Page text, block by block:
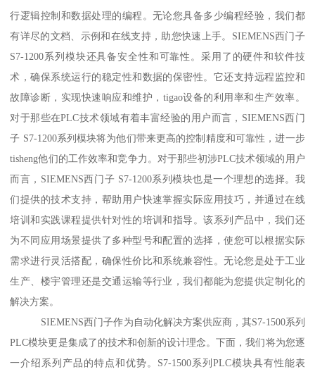
行逻辑控制和数据处理的编程。无论您具备多少编程经验，我们都
有详尽的文档、示例和在线支持，助您快速上手。SIEMENS西门子
S7-1200系列模块还具备安全性和可靠性。采用了的硬件和软件技
术，确保系统运行的稳定性和数据的保密性。它还支持远程监控和
故障诊断，实现快速响应和维护，tigao设备的利用率和生产效率。
对于那些在PLC技术领域有着丰富经验的用户而言，SIEMENS西门
子 S7-1200系列模块将为他们带来更高的控制精度和可靠性，进一步
tisheng他们的工作效率和竞争力。对于那些初涉PLC技术领域的用户
而言，SIEMENS西门子 S7-1200系列模块也是一个理想的选择。我
们提供的技术支持，帮助用户快速掌握实际应用技巧，并通过在线
培训和实践课程提供针对性的培训和指导。该系列产品中，我们还
为不同应用场景提供了多种型号和配置的选择，使您可以根据实际
需求进行灵活搭配，确保性价比和系统兼容性。无论您是处于工业
生产、楼宇管理还是交通运输等行业，我们都能为您提供定制化的
解决方案。
SIEMENS西门子作为自动化解决方案供应商，其S7-1500系列
PLC模块更是集成了的技术和创新的设计理念。下面，我们将为您逐
一介绍系列产品的特点和优势。S7-1500系列PLC模块具有性能表